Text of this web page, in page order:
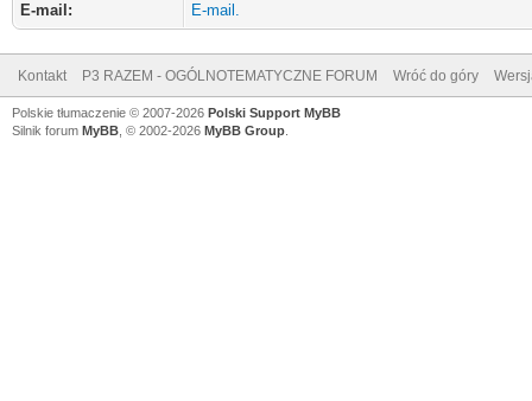
E-mail: E-mail.
Kontakt P3 RAZEM - OGÓLNOTEMATYCZNE FORUM Wróć do góry
Polskie tłumaczenie © 2007-2026 Polski Support MyBB
Silnik forum MyBB , © 2002-2026 MyBB Group